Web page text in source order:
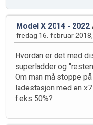
Model X 2014 - 2022
fredag 16. februar
Hvordan er det med
superladder og
Om man må stoppe
ladestasjon med en
f.eks 50%?